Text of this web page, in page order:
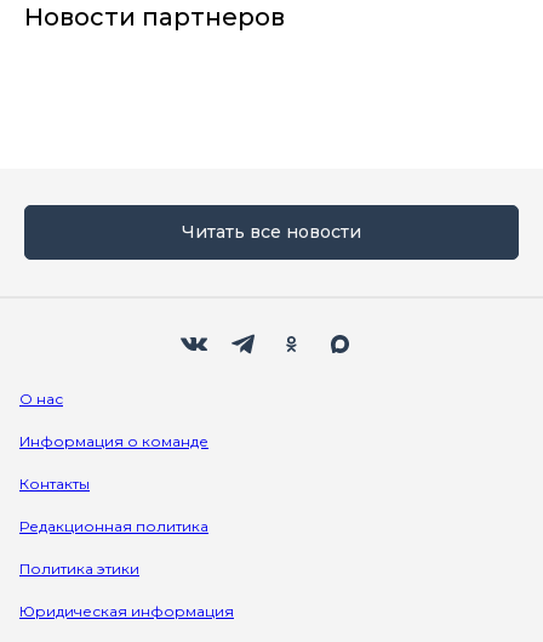
Новости партнеров
Читать все новости
О нас
Информация о команде
Контакты
Редакционная политика
Политика этики
Юридическая информация